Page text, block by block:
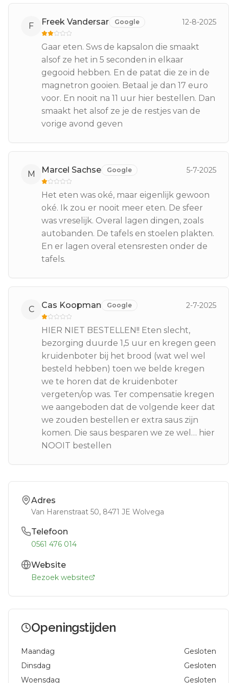
F Freek Vandersar Google 12-8-2025
Gaar eten. Sws de kapsalon die smaakt
alsof ze het in 5 seconden in elkaar
gegooid hebben. En de patat die ze in de
magnetron gooien. Betaal je dan 17 euro
voor. En nooit na 11 uur hier bestellen. Dan
smaakt het alsof ze je de restjes van de
vorige avond geven
M Marcel Sachse Google 5-7-2025
Het eten was oké, maar eigenlijk gewoon
oké. Ik zou er nooit meer eten. De sfeer
was vreselijk. Overal lagen dingen, zoals
autobanden. De tafels en stoelen plakten.
En er lagen overal etensresten onder de
tafels.
C Cas Koopman Google 2-7-2025
HIER NIET BESTELLEN!! Eten slecht,
bezorging duurde 1,5 uur en kregen geen
kruidenboter bij het brood (wat wel wel
besteld hebben) toen we belde kregen
we te horen dat de kruidenboter
vergeten/op was. Ter compensatie kregen
we aangeboden dat de volgende keer dat
we zouden bestellen er extra saus zijn
komen. Die saus besparen we ze wel… hier
NOOIT bestellen
Adres
Van Harenstraat 50, 8471 JE Wolvega
Telefoon
0561 476 014
Website
Bezoek website
Openingstijden
Maandag
Gesloten
Dinsdag
Gesloten
Woensdag
Gesloten